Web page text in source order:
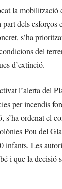
la mobilització
dels esforços
s’ha
del
d’extinció.
l’alerta del
per incendis
s’ha ordenat el
Pou del
infants. Les
i que la decisió